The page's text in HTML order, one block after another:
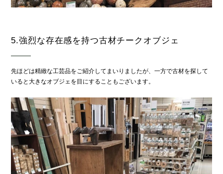
5.強烈な存在感を持つ古材チークオブジェ
先ほどは精緻な工芸品をご紹介してまいりましたが、一方で古材を探して
いると大きなオブジェを目にすることもございます。